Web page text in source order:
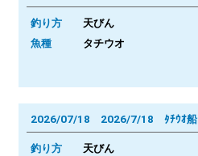
釣り方 天びん
魚種 タチウオ
2026/07/18 2026/7/18 ﾀﾁｳｵ船
釣り方 天びん